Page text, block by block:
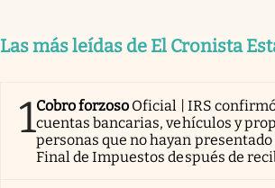
Las más leídas de El Cronista
1Cobro forzoso Oficial | IRS
cuentas bancarias, vehículos y
personas que no hayan
Final de Impuestos después de